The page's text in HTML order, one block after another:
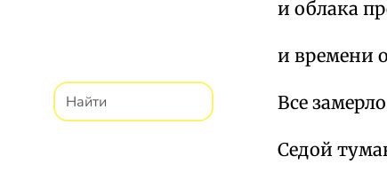
и облака
и времени
Все
Седой